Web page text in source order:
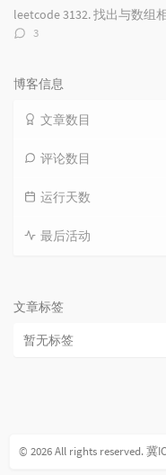
数：
leetcode 3132. 找出与数组
评
3
博客信息
文章数目
评论数目
运行天数
最后活动
文章标签
暂无标签
© 2026 All rights reserved.冀